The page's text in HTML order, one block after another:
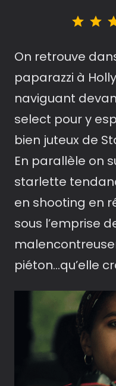
On retrouve
paparazzi à
naviguant
select pour y
bien juteux de
En parallèle on
starlette
en shooting en
sous l’emprise
piéton…qu’elle